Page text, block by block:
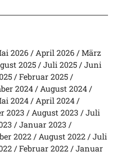
2026 April 2026
März
2025 Juli 2025
Juni
Februar 2025
2024
August 2024
2024
April 2024
2023 August 2023
Juli
Januar 2023
2022 August 2022
Juli
Februar 2022
Januar